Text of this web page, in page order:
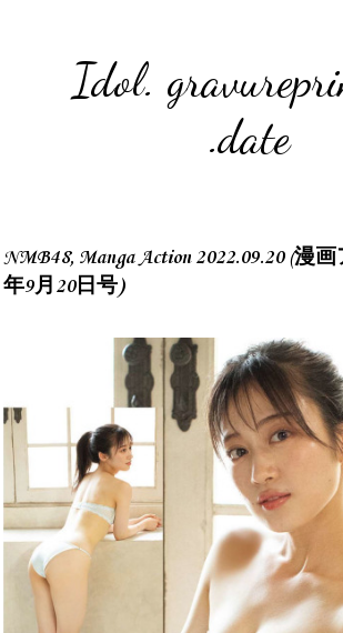
Idol.
.date
NMB48, Manga Action 2022.09.20 (漫
年9月20日号)